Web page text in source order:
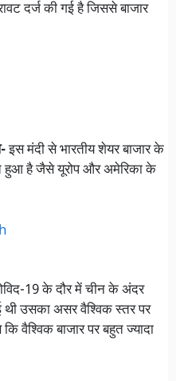
दर्ज की गई है जिससे बाजार
इस मंदी से भारतीय शेयर बाजार के
हुआ है जैसे यूरोप और अमेरिका के
19 के दौर में चीन के अंदर
थी उसका असर वैश्विक स्तर पर
वैश्विक बाजार पर बहुत ज्यादा